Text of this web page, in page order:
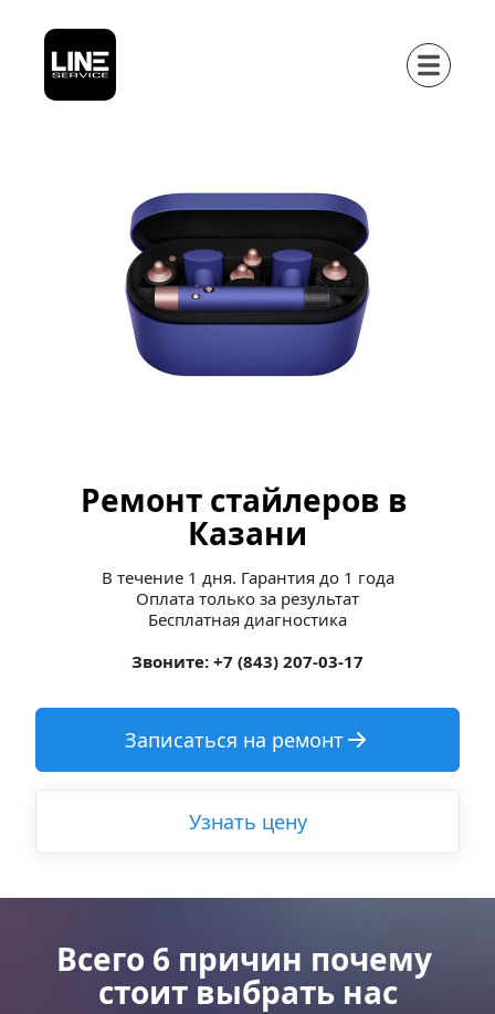
Ремонт стайлеров в
Казани
В течение 1 дня. Гарантия до 1 года
Оплата только за результат
Бесплатная диагностика
Звоните: +7 (843) 207-03-17
Записаться на ремонт
Узнать цену
Всего 6 причин почему
стоит выбрать нас